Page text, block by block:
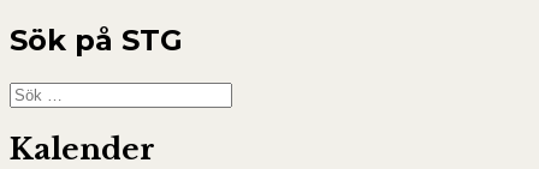
Sök på STG
Sök
efter:
Kalender